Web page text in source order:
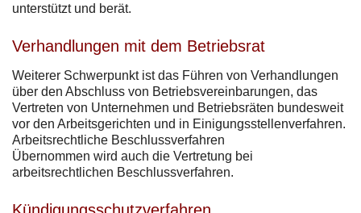
unterstützt und berät.
Verhandlungen mit dem Betriebsrat
Weiterer Schwerpunkt ist das Führen von Verhandlungen
über den Abschluss von Betriebsvereinbarungen, das
Vertreten von Unternehmen und Betriebsräten bundesweit
vor den Arbeitsgerichten und in Einigungsstellenverfahren.
Arbeitsrechtliche Beschlussverfahren
Übernommen wird auch die Vertretung bei
arbeitsrechtlichen Beschlussverfahren.